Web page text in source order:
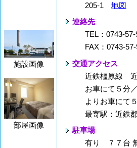
施設画像
部屋画像
205-1 地図
連絡先
TEL：0743-57-
FAX：0743-
交通アクセス
近鉄橿原線 近
お車にて５分
よりお車にて
最寄駅：近鉄
駐車場
有り ７７台